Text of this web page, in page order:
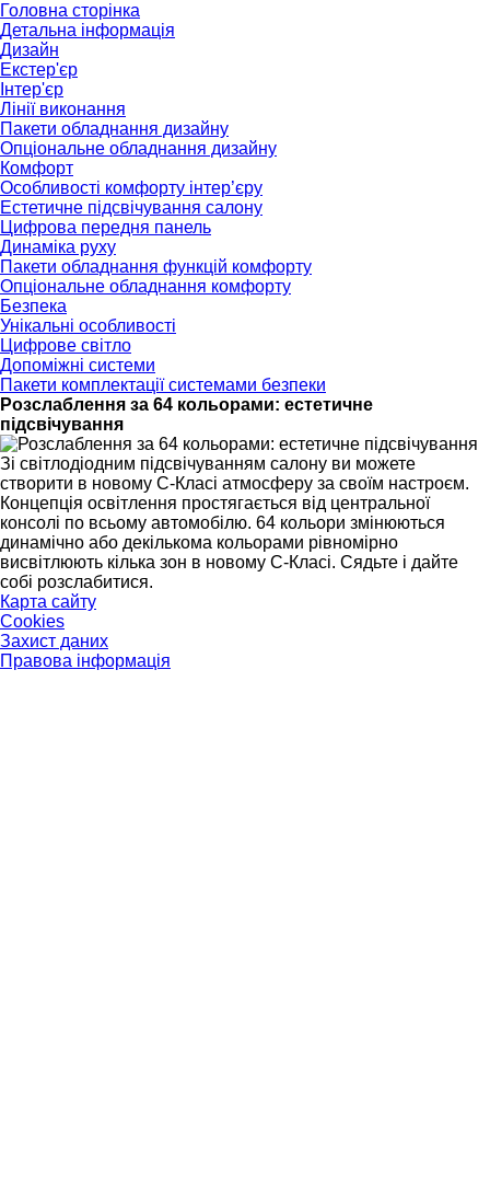
Головна сторінка
Детальна інформація
Дизайн
Екстер'єр
Інтер'єр
Лінії виконання
Пакети обладнання дизайну
Опціональне обладнання дизайну
Комфорт
Особливості комфорту інтер’єру
Естетичне підсвічування салону
Цифрова передня панель
Динаміка руху
Пакети обладнання функцій комфорту
Опціональне обладнання комфорту
Безпека
Унікальні особливості
Цифрове світло
Допоміжні системи
Пакети комплектації системами безпеки
Розслаблення за 64 кольорами: естетичне
підсвічування
Зі світлодіодним підсвічуванням салону ви можете
створити в новому C-Класі атмосферу за своїм настроєм.
Концепція освітлення простягається від центральної
консолі по всьому автомобілю. 64 кольори змінюються
динамічно або декількома кольорами рівномірно
висвітлюють кілька зон в новому C-Класі. Сядьте і дайте
собі розслабитися.
Карта сайту
Cookies
Захист даних
Правова інформація